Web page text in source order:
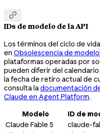

IDs de modelo de la API
Los términos del ciclo de
en Obsolescencia de
plataformas operadas por
pueden diferir del calendario
la fecha de retiro actual de
consulta ladocumentación
Claude en Agent Platform.
Modelo
ID de
Claude Fable 5
claude-